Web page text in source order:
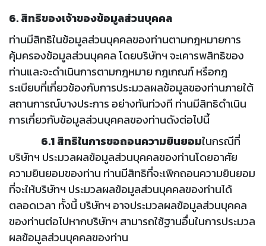
6. สิทธิของเจ้าของข้อมูลส่วนบุคคล
ท่านมีสิทธิในข้อมูลส่วนบุคคลของท่านตามกฎหมายการ
คุ้มครองข้อมูลส่วนบุคคล โดยบริษัทฯ จะเคารพสิทธิของ
ท่านและจะดำเนินการตามกฎหมาย กฎเกณฑ์ หรือกฎ
ระเบียบที่เกี่ยวข้องกับการประมวลผลข้อมูลของท่านภายใต้
สถานการณ์บางประการ อย่างทันท่วงที ท่านมีสิทธิดำเนิน
การเกี่ยวกับข้อมูลส่วนบุคคลของท่านดังต่อไปนี้
6.1 สิทธิในการขอถอนความยินยอมในกรณีที่
บริษัทฯ ประมวลผลข้อมูลส่วนบุคคลของท่านโดยอาศัย
ความยินยอมของท่าน ท่านมีสิทธิที่จะเพิกถอนความยินยอม
ที่จะให้บริษัทฯ ประมวลผลข้อมูลส่วนบุคคลของท่านได้
ตลอดเวลา ทั้งนี้ บริษัทฯ อาจประมวลผลข้อมูลส่วนบุคคล
ของท่านต่อไปหากบริษัทฯ สามารถใช้ฐานอื่นในการประมวล
ผลข้อมูลส่วนบุคคลของท่าน